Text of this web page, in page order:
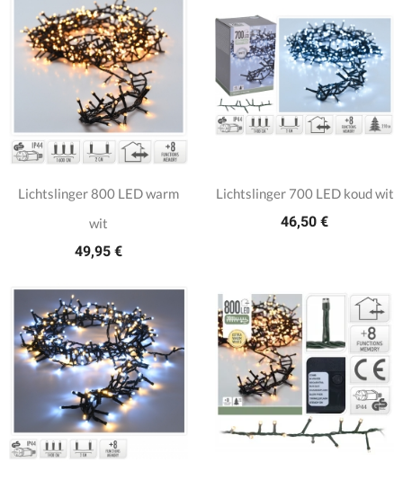
Lichtslinger 800 LED warm
wit
49,95 €
Lichtslinger 700 LED koud wit
46,50 €